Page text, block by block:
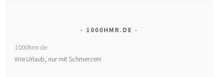
1000HMR.DE
1000hmr.de
Wie Urlaub, nur mit Schmerzen!